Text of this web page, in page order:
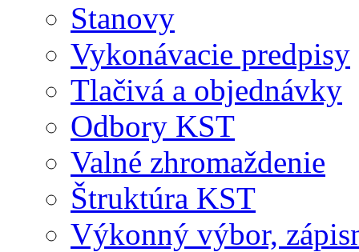
Stanovy
Vykonávacie predpisy
Tlačivá a objednávky
Odbory KST
Valné zhromaždenie
Štruktúra KST
Výkonný výbor,